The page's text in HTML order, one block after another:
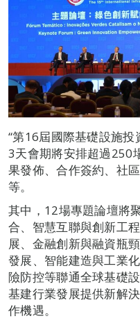
“第16屆國際基礎設施投
3天會期將安排超過250
果發佈、合作簽約、社
等。
其中，12場專題論壇將
合、智慧互聯與創新工
展、金融創新與融資瓶
發展、智能建造與工業
險防控等聯通全球基礎
基建行業發展提供新解
作機遇。